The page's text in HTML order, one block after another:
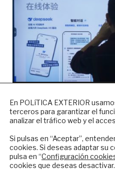
IA: ¿Momento
tormenta
ALICIA RICHART|8 de abril
Desde China hasta
En POLíTICA EXTERIOR
terceros para garantizar el
analizar el tráfico web y el
Si pulsas en “Aceptar”,
cookies. Si deseas adaptar su
pulsa en “Configuración
cookies que deseas desactivar.
NEWSLETTER
Suscríbase a nuestro
reciba en su correo el
internacional en